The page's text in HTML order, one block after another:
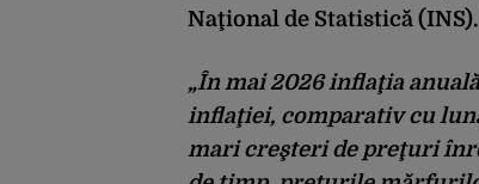
Naţional de Statistică (INS).
„În mai 2026 inflaţia
inflaţiei, comparativ cu
mari creşteri de preţuri